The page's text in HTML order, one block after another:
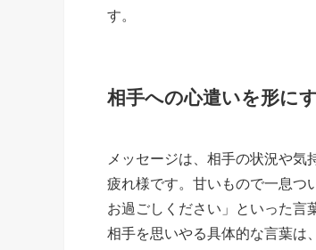
す。
相手への心遣いを形に
メッセージは、相手の状況や
疲れ様です。甘いもので一息つ
お過ごしください」といった言
相手を思いやる具体的な言葉は